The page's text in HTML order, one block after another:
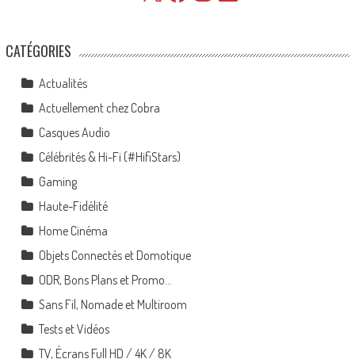
CATÉGORIES
Actualités
Actuellement chez Cobra
Casques Audio
Célébrités & Hi-Fi (#HifiStars)
Gaming
Haute-Fidélité
Home Cinéma
Objets Connectés et Domotique
ODR, Bons Plans et Promo…
Sans Fil, Nomade et Multiroom
Tests et Vidéos
TV, Écrans Full HD / 4K / 8K